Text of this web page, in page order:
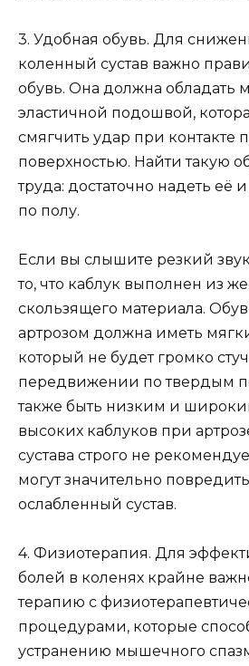
3. Удобная обувь. Для
коленный сустав важно
обувь. Она должна обладать
эластичной подошвой,
смягчить удар при контакте
поверхностью. Найти такую
труда: достаточно надеть её
по полу.
Если вы слышите резкий
то, что каблук выполнен из
скользящего материала.
артрозом должна иметь
который не будет громко
передвижении по твердым
также быть низким и
высоких каблуков при
сустава строго не
могут значительно
ослабленный сустав.
4. Физиотерапия. Для
болей в коленях крайне
терапию с
процедурами, которые
устранению мышечного